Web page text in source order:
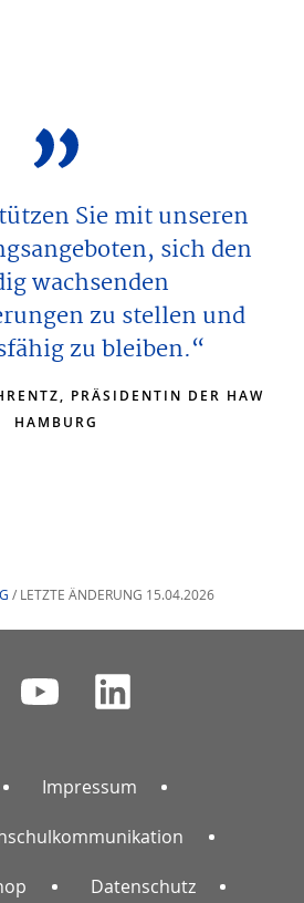
Sie mit unseren
sich den
wachsenden
zu stellen und
zu bleiben.“
PRÄSIDENTIN DER HAW
HAMBURG
/ LETZTE ÄNDERUNG 15.04.2026
Impressum
Datenschutz